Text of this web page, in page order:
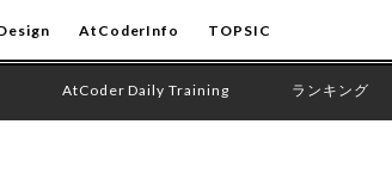
AtCoderInfo TOPSIC
AtCoder Daily Training ランキング